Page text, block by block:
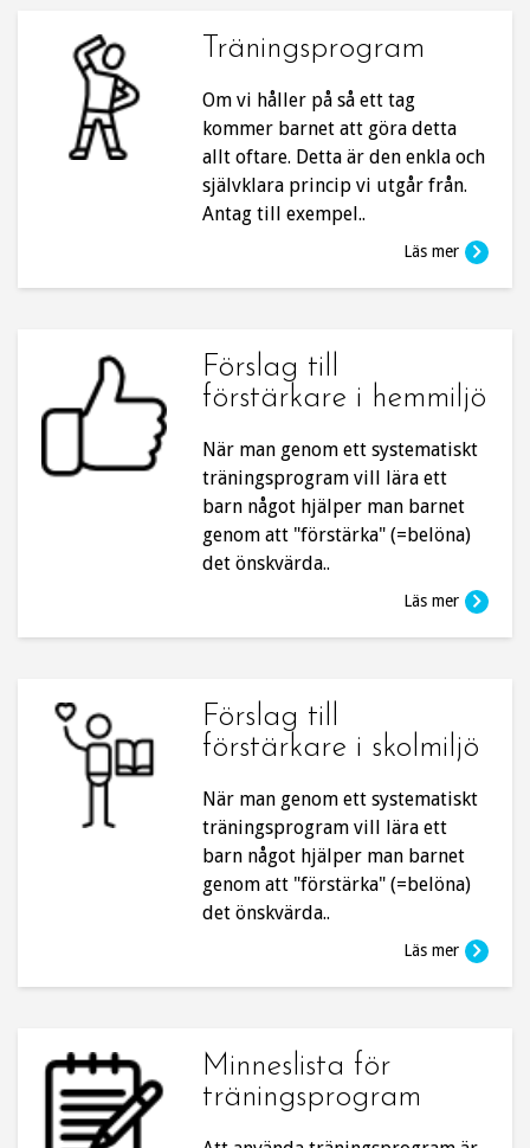
Träningsprogram
Om vi håller på så ett tag
kommer barnet att göra detta
allt oftare. Detta är den enkla och
självklara princip vi utgår från.
Antag till exempel..
Läs mer
Förslag till
förstärkare i hemmiljö
När man genom ett systematiskt
träningsprogram vill lära ett
barn något hjälper man barnet
genom att "förstärka" (=belöna)
det önskvärda..
Läs mer
Förslag till
förstärkare i skolmiljö
När man genom ett systematiskt
träningsprogram vill lära ett
barn något hjälper man barnet
genom att "förstärka" (=belöna)
det önskvärda..
Läs mer
Minneslista för
träningsprogram